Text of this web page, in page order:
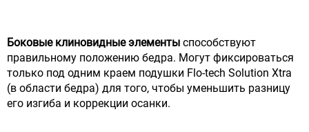
Боковые клиновидные элементы способствуют
правильному положению бедра. Могут фиксироваться
только под одним краем подушки Flo-tech Solution Xtra
(в области бедра) для того, чтобы уменьшить разницу
его изгиба и коррекции осанки.